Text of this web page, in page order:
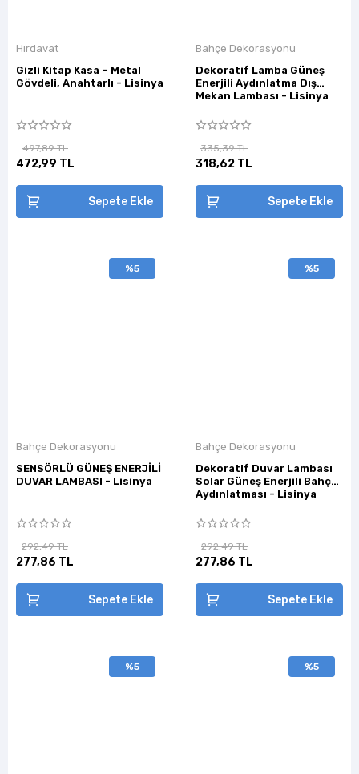
Hırdavat
Gizli Kitap Kasa – Metal
Gövdeli, Anahtarlı - Lisinya
497,89 TL
472,99 TL
Sepete Ekle
Bahçe Dekorasyonu
Dekoratif Lamba Güneş
Enerjili Aydınlatma Dış
Mekan Lambası - Lisinya
335,39 TL
318,62 TL
Sepete Ekle
%5
Bahçe Dekorasyonu
SENSÖRLÜ GÜNEŞ ENERJİLİ
DUVAR LAMBASI - Lisinya
292,49 TL
277,86 TL
Sepete Ekle
%5
Bahçe Dekorasyonu
Dekoratif Duvar Lambası
Solar Güneş Enerjili Bahçe
Aydınlatması - Lisinya
292,49 TL
277,86 TL
Sepete Ekle
%5 %5